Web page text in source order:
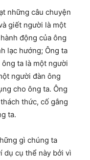
những câu chuyện
giết người là một
động của ông
lạc hướng; Ông ta
ta là một người
người đàn ông
cho ông ta. Ông
thức, cố gắng
ta.
gì chúng ta
dụ cụ thể này bởi vì